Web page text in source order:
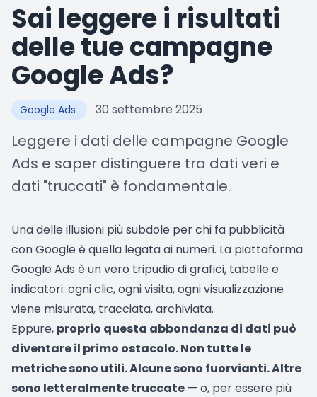
Sai leggere i risultati
delle tue campagne
Google Ads?
Google Ads 30 settembre 2025
Leggere i dati delle campagne Google
Ads e saper distinguere tra dati veri e
dati "truccati" è fondamentale.
Una delle illusioni più subdole per chi fa pubblicità
con Google è quella legata ai numeri. La piattaforma
Google Ads è un vero tripudio di grafici, tabelle e
indicatori: ogni clic, ogni visita, ogni visualizzazione
viene misurata, tracciata, archiviata.
Eppure, proprio questa abbondanza di dati può
diventare il primo ostacolo. Non tutte le
metriche sono utili. Alcune sono fuorvianti. Altre
sono letteralmente truccate — o, per essere più